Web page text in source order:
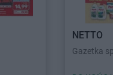
NETTO
Gazetka